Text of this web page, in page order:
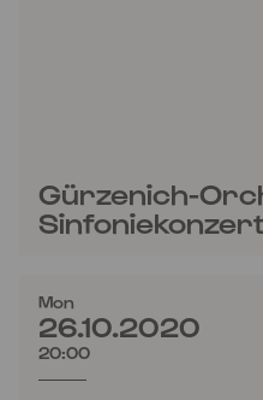
Gürzenich-
Mon
26.10.2020
20:00